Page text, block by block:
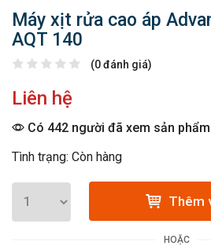
Máy xịt rửa cao áp
AQT 140
(0 đánh giá)
Liên hệ
Có 442 người đã xem sản
Tình trạng: Còn hàng
Thêm
HOẶC